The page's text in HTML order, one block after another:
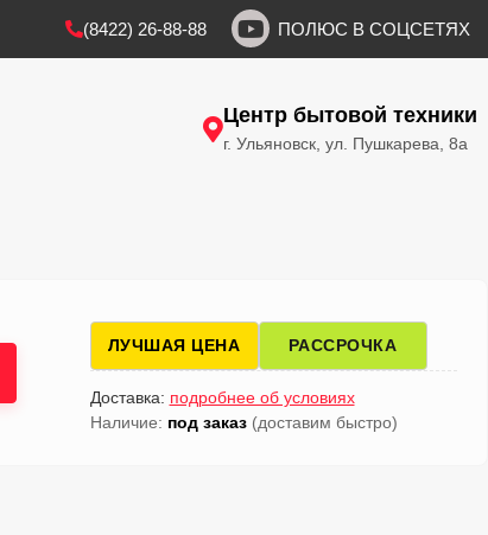
(8422) 26-88-88 ПОЛЮС В СОЦСЕТЯХ
Центр бытовой техники
г. Ульяновск, ул. Пушкарева, 8а
ЛУЧШАЯ ЦЕНА РАССРОЧКА
Доставка: подробнее об условиях
Наличие: под заказ(доставим быстро)